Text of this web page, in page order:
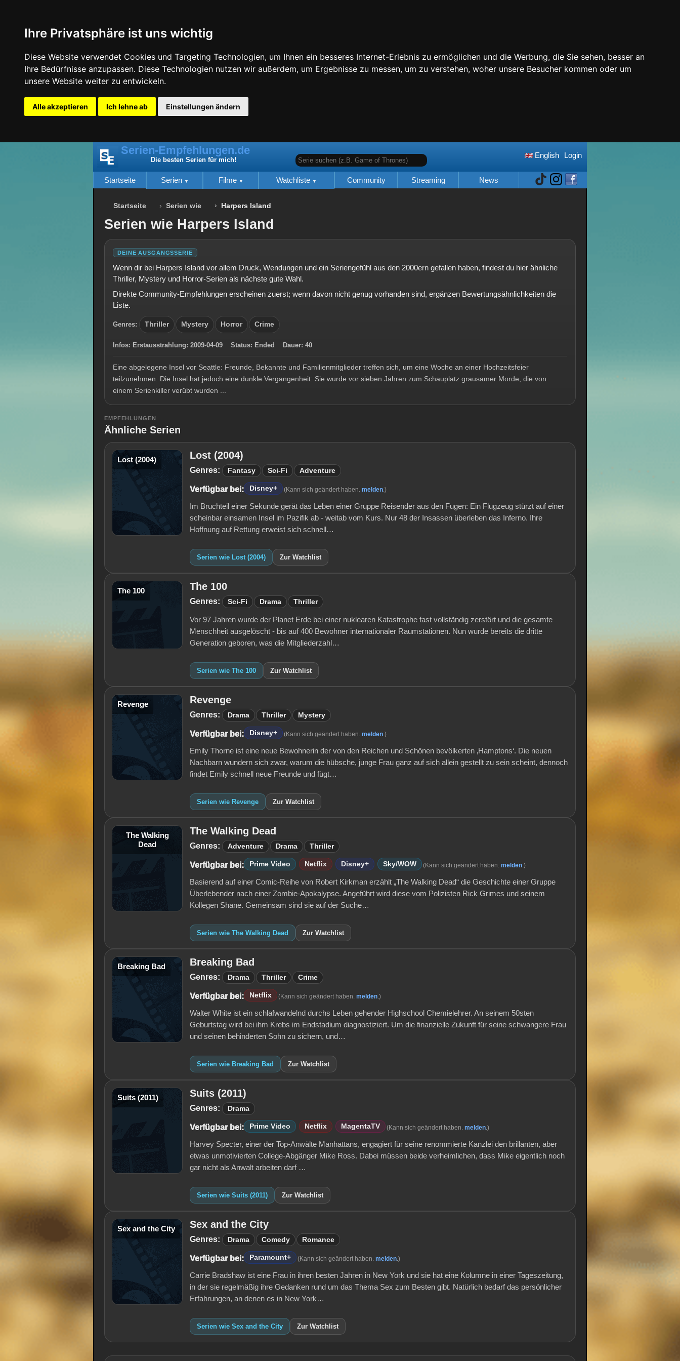
Ihre Privatsphäre ist uns wichtig
Diese Website verwendet Cookies und Targeting Technologien, um Ihnen ein besseres Internet-Erlebnis zu ermöglichen und die Werbung, die Sie sehen, besser an
Ihre Bedürfnisse anzupassen. Diese Technologien nutzen wir außerdem, um Ergebnisse zu messen, um zu verstehen, woher unsere Besucher kommen oder um
unsere Website weiter zu entwickeln.
Alle akzeptieren Ich lehne ab Einstellungen ändern
Login
English
Serie suchen (z.B. Game of Thrones)
Serien-Empfehlungen.de
Die besten Serien für mich!
Startseite Serien Filme Watchliste Community Streaming News
Startseite Serien wie Harpers Island
Serien wie Harpers Island
DEINE AUSGANGSSERIE
Wenn dir bei Harpers Island vor allem Druck, Wendungen und ein Seriengefühl aus den 2000ern gefallen haben, findest du hier ähnliche
Thriller, Mystery und Horror-Serien als nächste gute Wahl.
Direkte Community-Empfehlungen erscheinen zuerst; wenn davon nicht genug vorhanden sind, ergänzen Bewertungsähnlichkeiten die
Liste.
Genres: Thriller Mystery Horror Crime
Infos: Erstausstrahlung: 2009-04-09 Status: Ended Dauer: 40
Eine abgelegene Insel vor Seattle: Freunde, Bekannte und Familienmitglieder treffen sich, um eine Woche an einer Hochzeitsfeier
teilzunehmen. Die Insel hat jedoch eine dunkle Vergangenheit: Sie wurde vor sieben Jahren zum Schauplatz grausamer Morde, die von
einem Serienkiller verübt wurden ...
EMPFEHLUNGEN
Ähnliche Serien
Lost (2004) Lost (2004)
Genres: Fantasy Sci-Fi Adventure
Verfügbar bei: Disney+ (Kann sich geändert haben. melden .)
Im Bruchteil einer Sekunde gerät das Leben einer Gruppe Reisender aus den Fugen: Ein Flugzeug stürzt auf einer
scheinbar einsamen Insel im Pazifik ab - weitab vom Kurs. Nur 48 der Insassen überleben das Inferno. Ihre
Hoffnung auf Rettung erweist sich schnell…
Serien wie Lost (2004) Zur Watchlist
The 100 The 100
Genres: Sci-Fi Drama Thriller
Vor 97 Jahren wurde der Planet Erde bei einer nuklearen Katastrophe fast vollständig zerstört und die gesamte
Menschheit ausgelöscht - bis auf 400 Bewohner internationaler Raumstationen. Nun wurde bereits die dritte
Generation geboren, was die Mitgliederzahl…
Serien wie The 100 Zur Watchlist
Revenge Revenge
Genres: Drama Thriller Mystery
Verfügbar bei: Disney+ (Kann sich geändert haben. melden .)
Emily Thorne ist eine neue Bewohnerin der von den Reichen und Schönen bevölkerten ‚Hamptons‘. Die neuen
Nachbarn wundern sich zwar, warum die hübsche, junge Frau ganz auf sich allein gestellt zu sein scheint, dennoch
findet Emily schnell neue Freunde und fügt…
Serien wie Revenge Zur Watchlist
The Walking
Dead
The Walking Dead
Genres: Adventure Drama Thriller
Verfügbar bei: Prime Video Netflix Disney+ Sky/WOW (Kann sich geändert haben. melden .)
Basierend auf einer Comic-Reihe von Robert Kirkman erzählt „The Walking Dead“ die Geschichte einer Gruppe
Überlebender nach einer Zombie-Apokalypse. Angeführt wird diese vom Polizisten Rick Grimes und seinem
Kollegen Shane. Gemeinsam sind sie auf der Suche…
Serien wie The Walking Dead Zur Watchlist
Breaking Bad Breaking Bad
Genres: Drama Thriller Crime
Verfügbar bei: Netflix (Kann sich geändert haben. melden .)
Walter White ist ein schlafwandelnd durchs Leben gehender Highschool Chemielehrer. An seinem 50sten
Geburtstag wird bei ihm Krebs im Endstadium diagnostiziert. Um die finanzielle Zukunft für seine schwangere Frau
und seinen behinderten Sohn zu sichern, und…
Serien wie Breaking Bad Zur Watchlist
Suits (2011) Suits (2011)
Genres: Drama
Verfügbar bei: Prime Video Netflix MagentaTV (Kann sich geändert haben. melden .)
Harvey Specter, einer der Top-Anwälte Manhattans, engagiert für seine renommierte Kanzlei den brillanten, aber
etwas unmotivierten College-Abgänger Mike Ross. Dabei müssen beide verheimlichen, dass Mike eigentlich noch
gar nicht als Anwalt arbeiten darf …
Serien wie Suits (2011) Zur Watchlist
Sex and the City Sex and the City
Genres: Drama Comedy Romance
Verfügbar bei: Paramount+ (Kann sich geändert haben. melden .)
Carrie Bradshaw ist eine Frau in ihren besten Jahren in New York und sie hat eine Kolumne in einer Tageszeitung,
in der sie regelmäßig ihre Gedanken rund um das Thema Sex zum Besten gibt. Natürlich bedarf das persönlicher
Erfahrungen, an denen es in New York…
Serien wie Sex and the City Zur Watchlist